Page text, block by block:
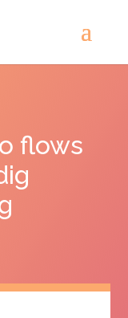
flows